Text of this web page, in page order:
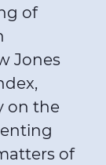
of
Jones
on the
of